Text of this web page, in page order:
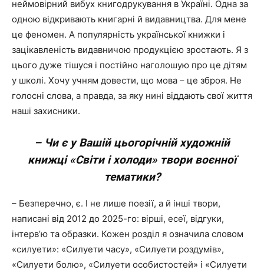
неймовірний вибух книгодрукування в Україні. Одна за
одною відкривають книгарні й видавництва. Для мене
це феномен. А популярність української книжки і
зацікавленість видавничою продукцією зростають. Я з
цього дуже тішуся і постійно наголошую про це дітям
у школі. Хочу учням довести, що мова – це зброя. Не
голосні слова, а правда, за яку нині віддають свої життя
наші захисники.
– Чи є у Вашій цьогорічній художній
книжці «Світи і холоди» твори воєнної
тематики?
– Безперечно, є. І не лише поезії, а й інші твори,
написані від 2012 до 2025-го: вірші, есеї, відгуки,
інтерв’ю та образки. Кожен розділ я означила словом
«силуети»: «Силуети часу», «Силуети роздумів»,
«Силуети болю», «Силуети особистостей» і «Силуети